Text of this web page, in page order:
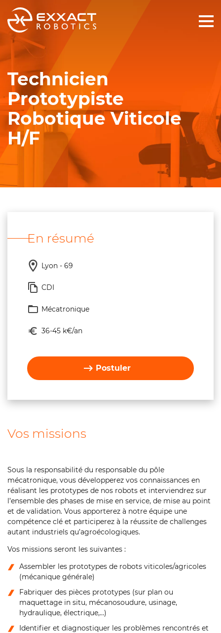
Technicien
Prototypiste
Robotique Viticole
H/F
Vos missions
Sous la responsabilité du responsable du pôle
mécatronique, vous développerez vos connaissances en
réalisant les prototypes de nos robots et interviendrez sur
l’ensemble des phases de mise en service, de mise au point
et de validation. Vous apporterez à notre équipe une
compétence clé et participerez à la réussite de challenges
autant industriels qu’agroécologiques.
Vos missions seront les suivantes :
Assembler les prototypes de robots viticoles/agricoles
(mécanique générale)
Fabriquer des pièces prototypes (sur plan ou
maquettage in situ, mécanosoudure, usinage,
hydraulique, électrique,…)
Identifier et diagnostiquer les problèmes rencontrés et
En résumé
Lyon - 69
CDI
Mécatronique
36-45 k€/an
Postuler